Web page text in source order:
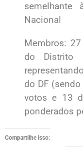
Nacional
Membros:
do Distrito
do DF
votos e 13
ponderados
Compartilhe isso: